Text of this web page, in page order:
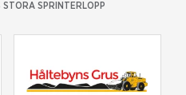
STORA SPRINTERLOPP